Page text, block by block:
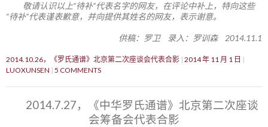
敬请认识以上“待补”代表名字的网友，在评论中补上，特向这些
“待补”代表谨表歉意，并向提供其姓名的网友，表示谢意。
供稿：罗卫 录入：罗训森 2014.11.1
2014.10.26，《罗氏通谱》北京第二次座谈会代表合影 2014 年 11 月 1 日
LUOXUNSEN 5 COMMENTS
2014.7.27，《中华罗氏通谱》北京第二次座谈
会筹备会代表合影